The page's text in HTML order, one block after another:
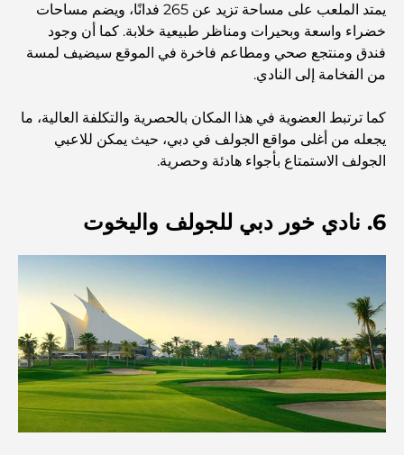
أفضل مراكز التسوق في دبي للتسوق والترفيه
أنشطة يمكنك القيام بها في مركز دبي المالي العالمي:
بطاقات الائتمان في الإمارات العربية المتحدة: دليل شامل
للإنفاق الذكي
مستشفى في مركز دبي المالي العالمي: رعاية طبية عالمية
المستوى في دبي
صالات رياضية في مركز دبي المالي العالمي: حيث يلتقي اللياقة
البدنية بأسلوب حياة الأعمال
أندر سيارة في العالم: أساطير السيارات التي لا تُقدر بثمن
منصات التداول في الإمارات العربية المتحدة: دليل للمستثمرين
العصريين
يمتد الملعب على مساحة تزيد عن 265 فدانًا، ويضم مساحات
خضراء واسعة وبحيرات ومناظر طبيعية خلابة. كما أن وجود
فندق ومنتجع صحي ومطاعم فاخرة في الموقع سيضيف لمسة
من الفخامة إلى النادي.
كما ترتبط العضوية في هذا المكان بالحصرية والتكلفة العالية، ما
يجعله من أغلى مواقع الجولف في دبي، حيث يمكن للاعبي
الجولف الاستمتاع بأجواء هادئة وحصرية.
6. نادي خور دبي للجولف واليخوت